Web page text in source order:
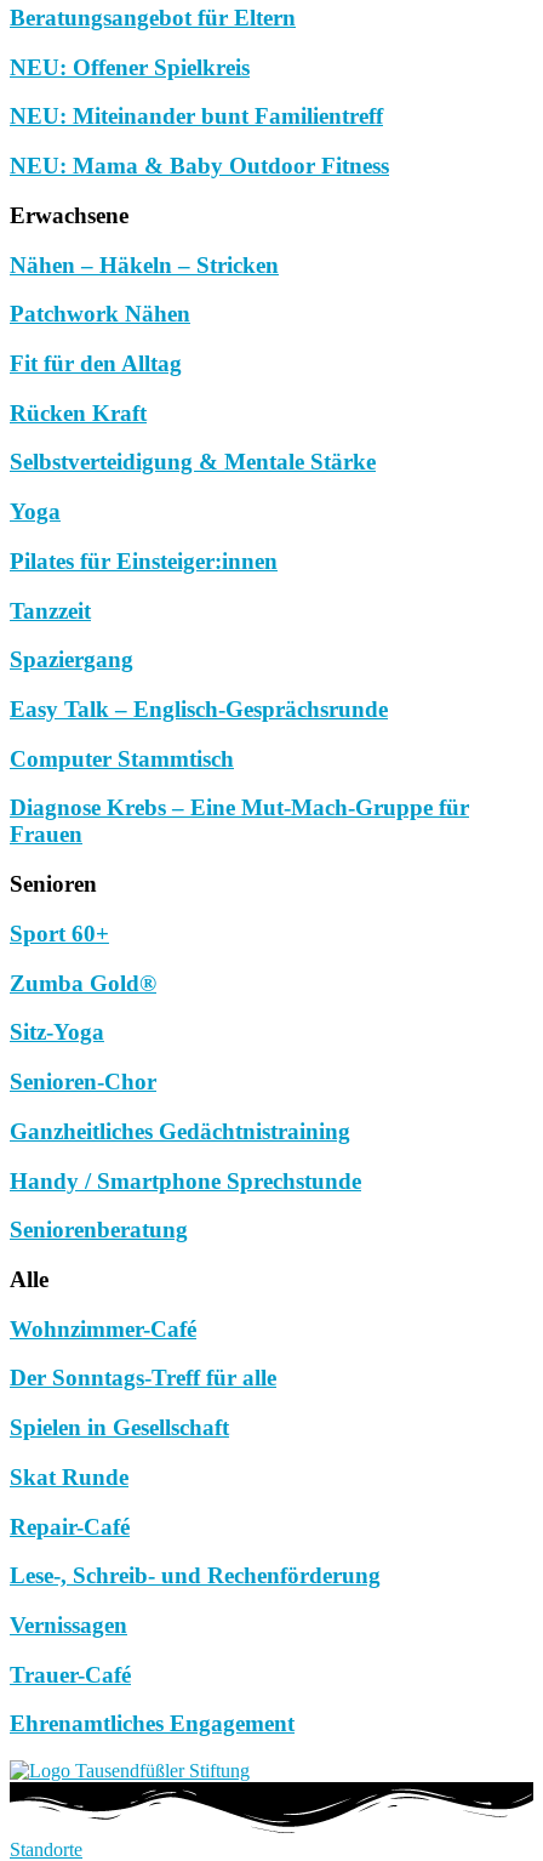
Beratungsangebot für Eltern
NEU: Offener Spielkreis
NEU: Miteinander bunt Familientreff
NEU: Mama & Baby Outdoor Fitness
Erwachsene
Nähen – Häkeln – Stricken
Patchwork Nähen
Fit für den Alltag
Rücken Kraft
Selbstverteidigung & Mentale Stärke
Yoga
Pilates für Einsteiger:innen
Tanzzeit
Spaziergang
Easy Talk – Englisch-Gesprächsrunde
Computer Stammtisch
Diagnose Krebs – Eine Mut-Mach-Gruppe für
Frauen
Senioren
Sport 60+
Zumba Gold®
Sitz-Yoga
Senioren-Chor
Ganzheitliches Gedächtnistraining
Handy / Smartphone Sprechstunde
Seniorenberatung
Alle
Wohnzimmer-Café
Der Sonntags-Treff für alle
Spielen in Gesellschaft
Skat Runde
Repair-Café
Lese-, Schreib- und Rechenförderung
Vernissagen
Trauer-Café
Ehrenamtliches Engagement
Standorte